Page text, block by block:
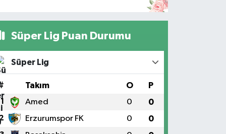
0 (216) 208 59 51 Yol Tarifi Al
Mahallesi Tunç Sokak 1 A Çıksalın,Alev
Semt Konağı yanı
0 (212) 369 45 49
Anka Eczanesi
Mahallesi Acıbadem Caddesi 76 A İŞ BANKASI
KADIKÖY İSTİKAMETİNE GİDERKEN
Süper Lig Puan Durumu
Süper Lig
Takım O P
1 Amed 0 0
Erzurumspor FK 0 0